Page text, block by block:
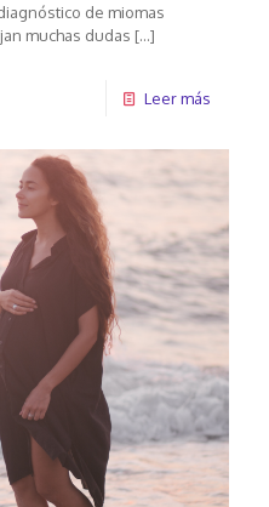
de miomas
muchas dudas […]
Leer más